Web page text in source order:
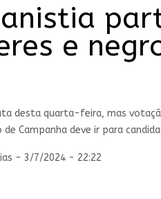
anistia
e
desta quarta-feira, mas
de Campanha deve ir para
- 3/7/2024 - 22:22